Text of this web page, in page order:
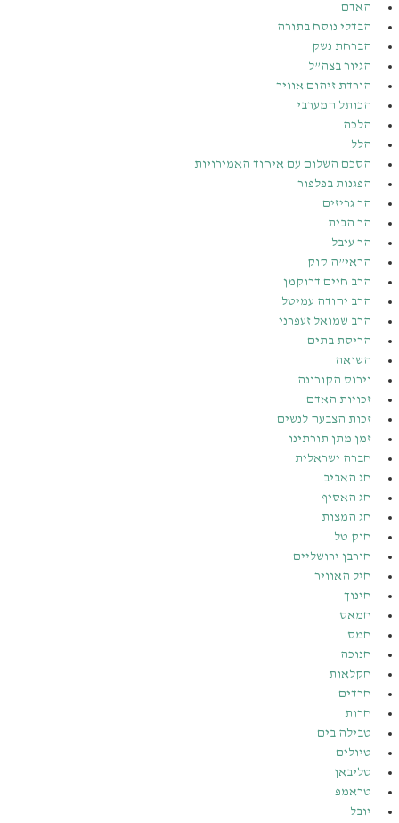
האדם
הבדלי נוסח בתורה
הברחת נשק
הגיור בצה”ל
הורדת זיהום אוויר
הכותל המערבי
הלכה
הלל
הסכם השלום עם איחוד האמירויות
הפגנות בפלפור
הר גריזים
הר הבית
הר עיבל
הראי”ה קוק
הרב חיים דרוקמן
הרב יהודה עמיטל
הרב שמואל זעפרני
הריסת בתים
השואה
וירוס הקורונה
זכויות האדם
זכות הצבעה לנשים
זמן מתן תורתינו
חברה ישראלית
חג האביב
חג האסיף
חג המצות
חוק טל
חורבן ירושליים
חיל האוויר
חינוך
חמאס
חמס
חנוכה
חקלאות
חרדים
חרות
טבילה בים
טיולים
טליבאן
טראמפ
יובל